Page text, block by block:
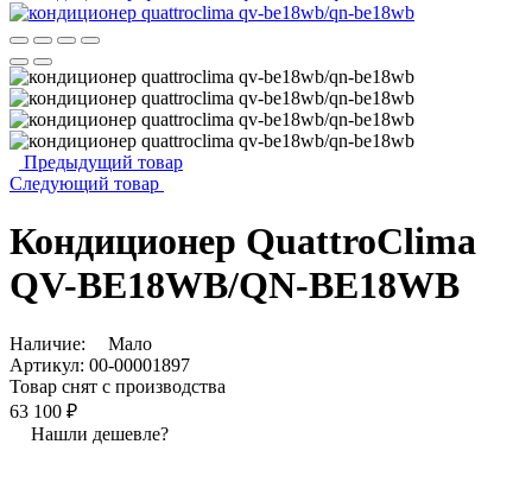
Предыдущий товар
Следующий товар
Кондиционер QuattroСlima
QV-BE18WB/QN-BE18WB
Наличие:
Мало
Артикул: 00-00001897
Товар снят с производства
63 100 ₽
Нашли дешевле?